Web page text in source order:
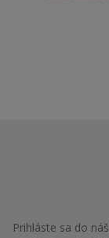
Prihláste sa do